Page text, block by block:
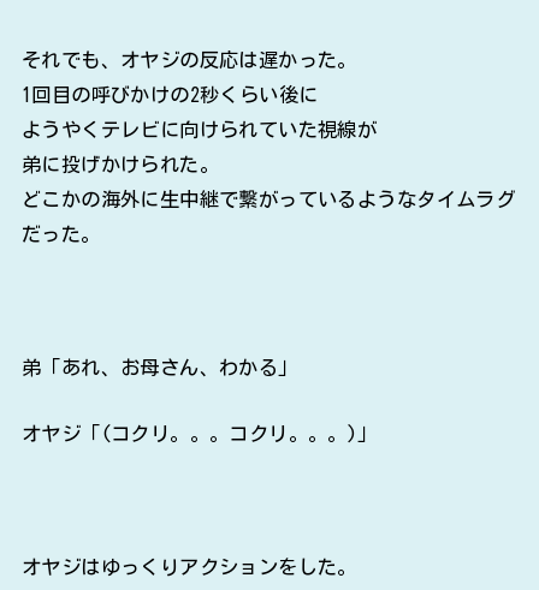
それでも、オヤジの反応は遅かった。
1回目の呼びかけの2秒くらい後に
ようやくテレビに向けられていた視線が
弟に投げかけられた。
どこかの海外に生中継で繋がっているようなタイムラグ
だった。
弟「あれ、お母さん、わかる」
オヤジ「(コクリ。。。コクリ。。。)」
オヤジはゆっくりアクションをした。